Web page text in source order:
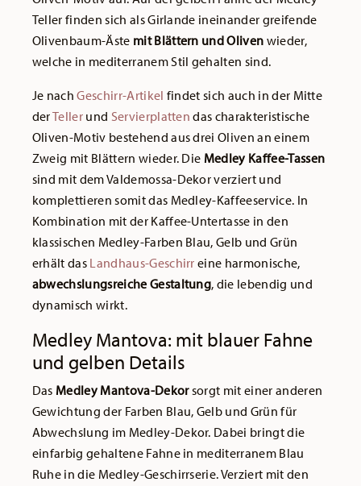
Teller finden sich als Girlande ineinander greifende
Olivenbaum-Äste mit Blättern und Oliven wieder,
welche in mediterranem Stil gehalten sind.
Je nachGeschirr-Artikel findet sich auch in der Mitte
derTeller und Servierplatten das charakteristische
Oliven-Motiv bestehend aus drei Oliven an einem
Zweig mit Blättern wieder. Die Medley Kaffee-Tassen
sind mit dem Valdemossa-Dekor verziert und
komplettieren somit das Medley-Kaffeeservice. In
Kombination mit der Kaffee-Untertasse in den
klassischen Medley-Farben Blau, Gelb und Grün
erhält das Landhaus-Geschirr eine harmonische,
abwechslungsreiche Gestaltung, die lebendig und
dynamisch wirkt.
Medley Mantova: mit blauer Fahne
und gelben Details
Das Medley Mantova-Dekorsorgt mit einer anderen
Gewichtung der Farben Blau, Gelb und Grün für
Abwechslung im Medley-Dekor. Dabei bringt die
einfarbig gehaltene Fahne in mediterranem Blau
Ruhe in die Medley-Geschirrserie. Verziert mit den